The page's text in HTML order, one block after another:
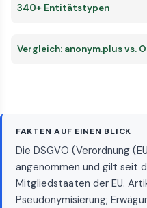
340+ Entitätstypen
Vergleich: anonym.plus vs.
FAKTEN AUF EINEN BLICK
Die DSGVO (Verordnung
angenommen und gilt seit
Mitgliedstaaten der EU.
Pseudonymisierung;